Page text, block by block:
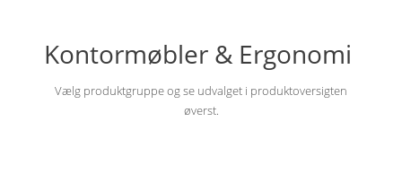
Kontormøbler & Ergonomi
Vælg produktgruppe og se udvalget i produktoversigten
øverst.